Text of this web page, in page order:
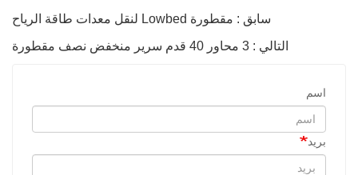
سابق : مقطورة Lowbed لنقل معدات طاقة الرياح
التالي : 3 محاور 40 قدم سرير منخفض نصف مقطورة
اسم
بريد